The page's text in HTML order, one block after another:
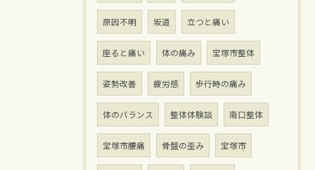
原因不明 坂道 立つと痛い
座ると痛い 体の痛み 宝塚市整体
姿勢改善 疲労感 歩行時の痛み
体のバランス 整体体験談 南口整体
宝塚市腰痛 骨盤の歪み 宝塚市